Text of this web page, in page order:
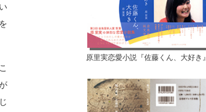
原里実恋愛小説『佐藤くん、大好き』